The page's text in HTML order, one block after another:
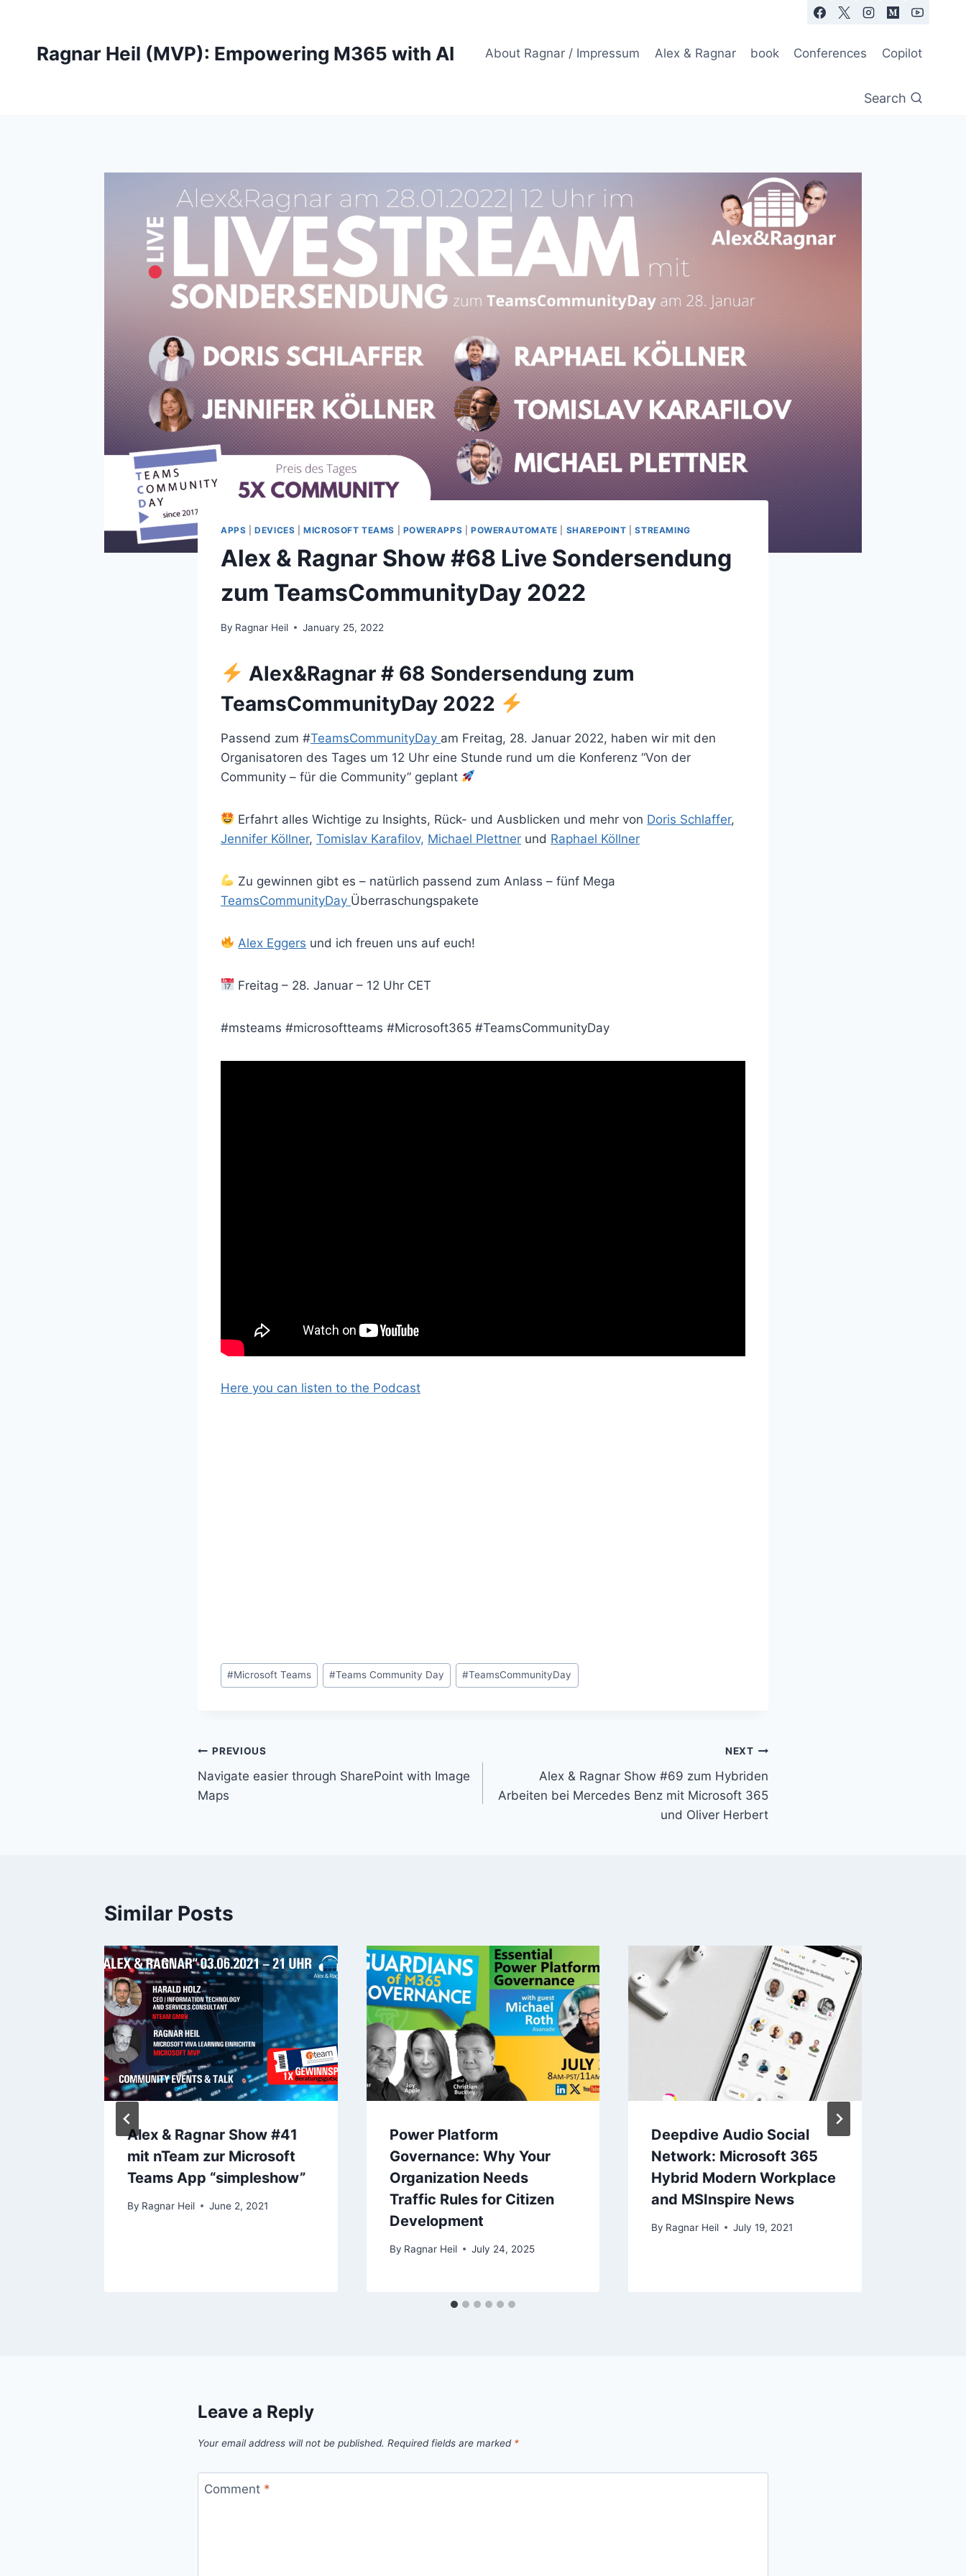
contentRagnar Heil (MVP): Empowering M365 with AI About Ragnar / Impressum Alex & Ragnar book Conferences Copilot
Search
APPS |DEVICES |MICROSOFT TEAMS POWERAPPS |POWERAUTOMATE SHAREPOINT |STREAMING
Alex & Ragnar Show #68 Live Sondersendung
zum TeamsCommunityDay 2022
By Ragnar Heil January 25, 2022
Alex&Ragnar # 68 Sondersendung zum
TeamsCommunityDay 2022
Passend zum #TeamsCommunityDay am Freitag, 28. Januar 2022, haben wir mit den
Organisatoren des Tages um 12 Uhr eine Stunde rund um die Konferenz “Von der
Community – für die Community” geplant
Erfahrt alles Wichtige zu Insights, Rück- und Ausblicken und mehr von Doris Schlaffer,
Jennifer Köllner, Tomislav Karafilov, Michael Plettner und Raphael Köllner
Zu gewinnen gibt es – natürlich passend zum Anlass – fünf Mega
TeamsCommunityDay Überraschungspakete
Alex Eggers und ich freuen uns auf euch!
Freitag – 28. Januar – 12 Uhr CET
#msteams #microsoftteams #Microsoft365 #TeamsCommunityDay
Here you can listen to the Podcast
Post
Tags:
#Microsoft Teams #Teams Community Day #TeamsCommunityDay
Post
navigation
PREVIOUS
Navigate easier through SharePoint with Image
Maps
NEXT
Alex & Ragnar Show #69 zum Hybriden
Arbeiten bei Mercedes Benz mit Microsoft 365
und Oliver Herbert
Similar Posts
Alex & Ragnar Show #41
mit nTeam zur Microsoft
Teams App “simpleshow”
By Ragnar Heil June 2, 2021
Power Platform
Governance: Why Your
Organization Needs
Traffic Rules for Citizen
Development
By Ragnar Heil July 24, 2025
Deepdive Audio Social
Network: Microsoft 365
Hybrid Modern Workplace
and MSInspire News
By Ragnar Heil July 19, 2021
Leave a Reply
Your email address will not be published. Required fields are marked *
Comment *